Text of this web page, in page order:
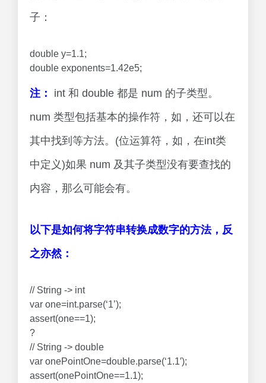
子：
double y=1.1;
double exponents=1.42e5;
注：
int 和 double 都是 num 的子类型。
num 类型包括基本的操作符，如，还可以在
其中找到等方法。(位运算符，如，在int类
中定义)如果 num 及其子类型没有要查找的
内容，那么可能会有。
以下是如何将字符串转换成数字的方法，反
之亦然：
// String -> int
var one=int.parse(‘1’);
assert(one==1);
?
// String -> double
var onePointOne=double.parse(‘1.1′);
assert(onePointOne==1.1);